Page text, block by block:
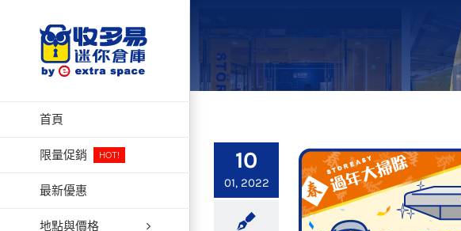
首頁
限量促銷 HOT!
最新優惠
地點與價格
10
01, 2022